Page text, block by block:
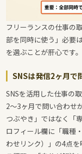
フリーランスの仕事の
部を同時に使う」必要
を選ぶことが肝心です。
SNSは発信2ヶ月で
SNSを活用した仕事の
2〜3ヶ月で問い合わせ
つぶやき」ではなく「
ロフィール欄に「職種
わせリンク）」の4点